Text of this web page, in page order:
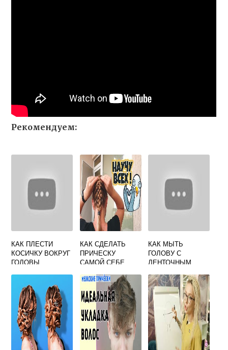
Рекомендуем:
КАК ПЛЕСТИ
КОСИЧКУ ВОКРУГ
ГОЛОВЫ
КАК СДЕЛАТЬ
ПРИЧЕСКУ
САМОЙ СЕБЕ
КАК МЫТЬ
ГОЛОВУ С
ЛЕНТОЧНЫМ
ВОЛОС